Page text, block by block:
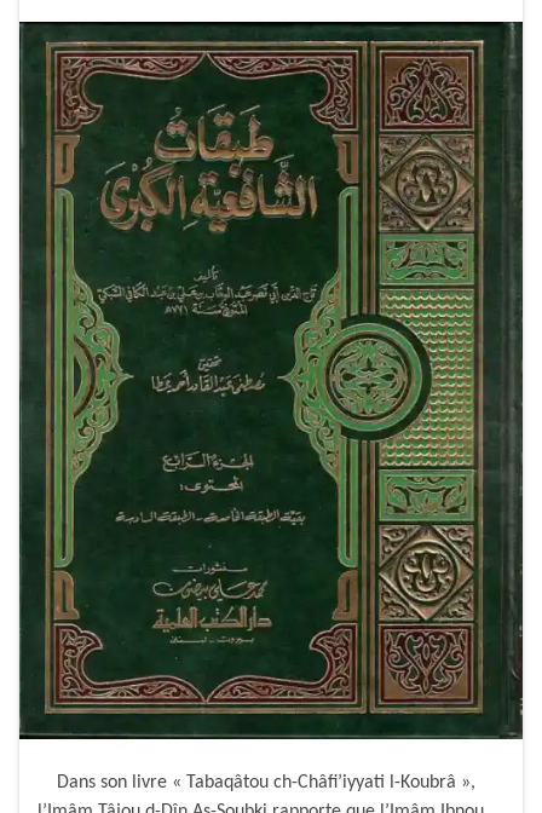
Dans son livre « Tabaqâtou ch-Châfi’iyyati l-Koubrâ »,